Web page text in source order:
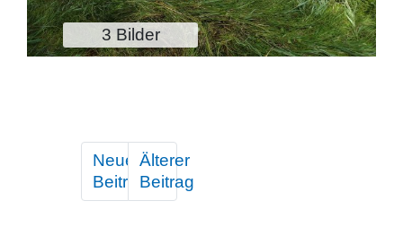
3 Bilder
Neuerer
Beitrag
Älterer
Beitrag